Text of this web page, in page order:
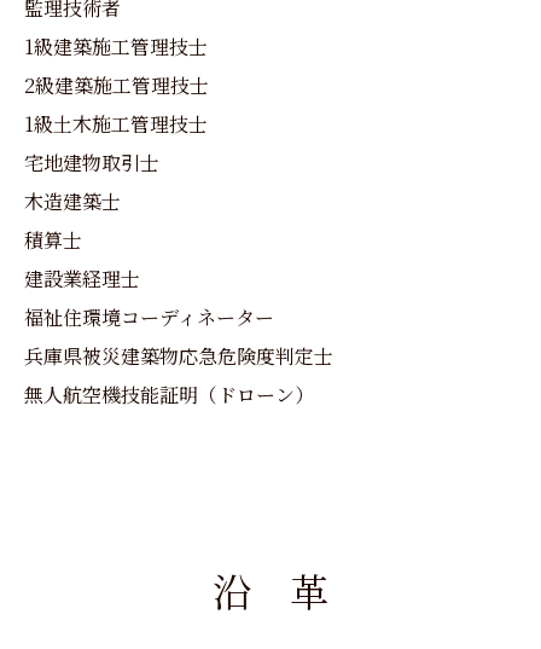
監理技術者
1級建築施工管理技士
2級建築施工管理技士
1級土木施工管理技士
宅地建物取引士
木造建築士
積算士
建設業経理士
福祉住環境コーディネーター
兵庫県被災建築物応急危険度判定士
無人航空機技能証明（ドローン）
沿 革